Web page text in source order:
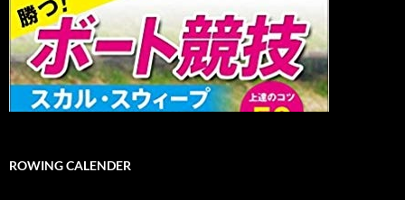
ROWING CALENDER